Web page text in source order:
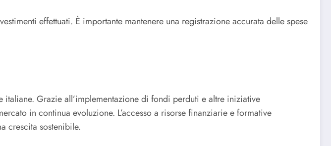
effettuati. È importante mantenere una registrazione accurata delle spese
Grazie all’implementazione di fondi perduti e altre iniziative
in continua evoluzione. L’accesso a risorse finanziarie e formative
crescita sostenibile.